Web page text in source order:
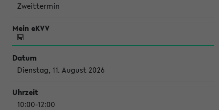
Zweittermin
Dienstag, 11. August 2026
10:00-12:00